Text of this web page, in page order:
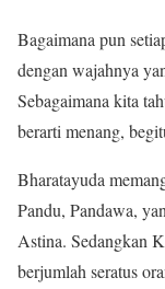
Bagaimana pun
dengan wajahnya
Sebagaimana kita
berarti menang,
Bharatayuda
Pandu, Pandawa,
Astina. Sedangkan
berjumlah seratus